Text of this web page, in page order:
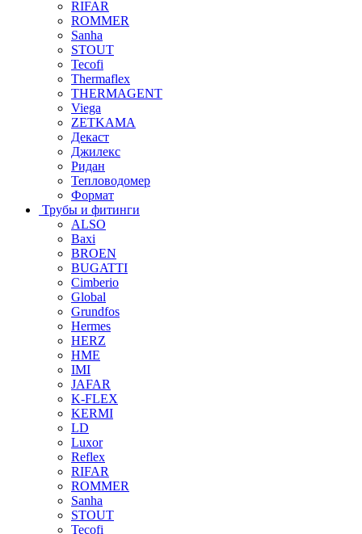
RIFAR
ROMMER
Sanha
STOUT
Tecofi
Thermaflex
THERMAGENT
Viega
ZETKAMA
Декаст
Джилекс
Ридан
Тепловодомер
Формат
Трубы и фитинги
ALSO
Baxi
BROEN
BUGATTI
Cimberio
Global
Grundfos
Hermes
HERZ
HME
IMI
JAFAR
K-FLEX
KERMI
LD
Luxor
Reflex
RIFAR
ROMMER
Sanha
STOUT
Tecofi